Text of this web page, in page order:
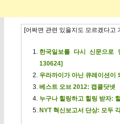
[어쩌면 관련 있을지도 모르겠다고
한국일보를 다시 신문으로
130624]
우라까이가 아닌 큐레이션이
베스트 오브 2012: 캡콜닷넷
누구나 힐링하고 힐링 받자:
NYT 혁신보고서 단상: 모두